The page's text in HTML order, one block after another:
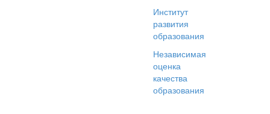
Институт
развития
образования
Независимая
оценка
качества
образования